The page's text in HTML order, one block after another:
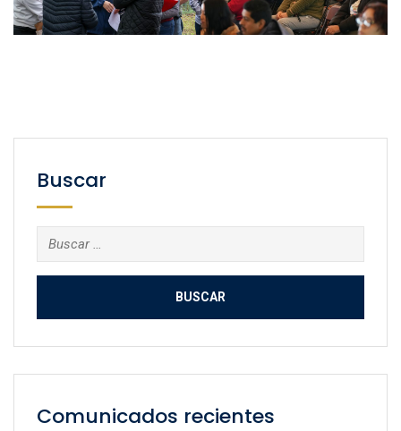
Buscar
Buscar:
Comunicados recientes